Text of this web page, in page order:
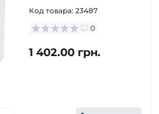
Код товара: 23487
0
1 402.00 грн.